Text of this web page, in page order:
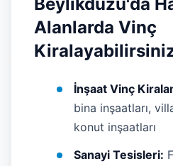
Alanlarda Vinç
İnşaat Vinç
bina inşaatları,
konut inşaatları
Sanayi Tesisleri: